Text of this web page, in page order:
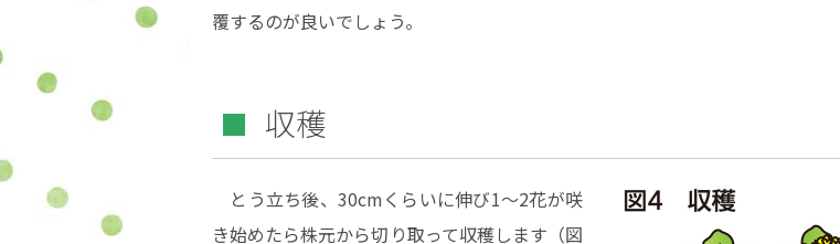
覆するのが良いでしょう。
収穫
とう立ち後、30cmくらいに伸び1～2花が咲
き始めたら株元から切り取って収穫します（図